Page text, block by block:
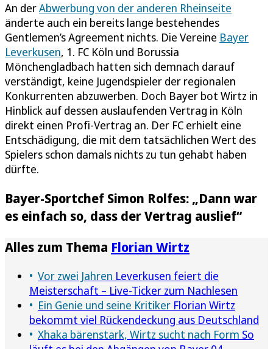
An derAbwerbung von der anderen Rheinseite
änderte auch ein bereits lange bestehendes
Gentlemen’s Agreement nichts. Die Vereine Bayer
Leverkusen, 1. FC Köln und Borussia
Mönchengladbach hatten sich demnach darauf
verständigt, keine Jugendspieler der regionalen
Konkurrenten abzuwerben. Doch Bayer bot Wirtz in
Hinblick auf dessen auslaufenden Vertrag in Köln
direkt einen Profi-Vertrag an. Der FC erhielt eine
Entschädigung, die mit dem tatsächlichen Wert des
Spielers schon damals nichts zu tun gehabt haben
dürfte.
Bayer-Sportchef Simon Rolfes: „Dann war
es einfach so, dass der Vertrag auslief“
Alles zum Thema Florian Wirtz
Vor zwei Jahren Leverkusen feiert die
Meisterschaft – Live-Ticker zum Nachlesen
Ein Genie und seine Kritiker Florian Wirtz
bekommt viel Rückendeckung aus Deutschland
Xhaka bärenstark, Wirtz sucht nach Form So